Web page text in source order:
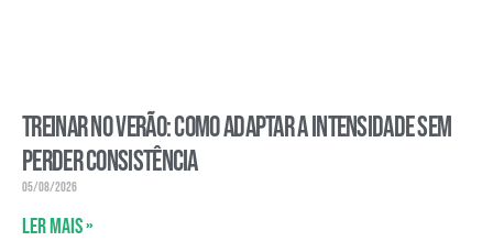
Treinar no verão: como adaptar a intensidade sem
perder consistência
05/08/2026
Ler mais »